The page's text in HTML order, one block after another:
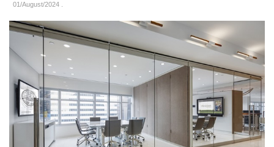
01/August/2024